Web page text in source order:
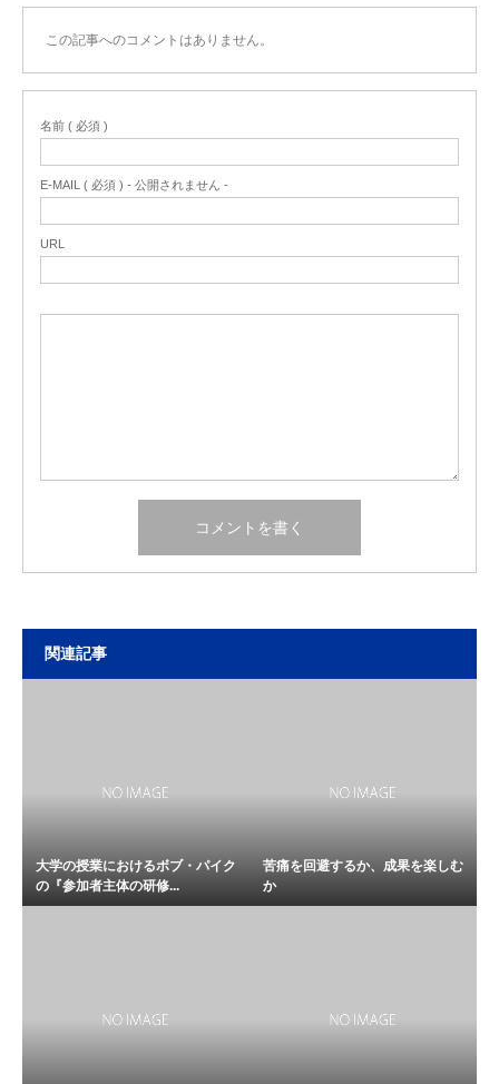
この記事へのコメントはありません。
名前 ( 必須 )
E-MAIL ( 必須 ) - 公開されません -
URL
関連記事
大学の授業におけるボブ・パイク
の『参加者主体の研修...
苦痛を回避するか、成果を楽しむ
か